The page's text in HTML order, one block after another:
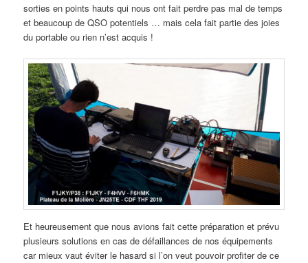
sorties en points hauts qui nous ont fait perdre pas mal de temps
et beaucoup de QSO potentiels … mais cela fait partie des joies
du portable ou rien n’est acquis !
Et heureusement que nous avions fait cette préparation et prévu
plusieurs solutions en cas de défaillances de nos équipements
car mieux vaut éviter le hasard si l’on veut pouvoir profiter de ce